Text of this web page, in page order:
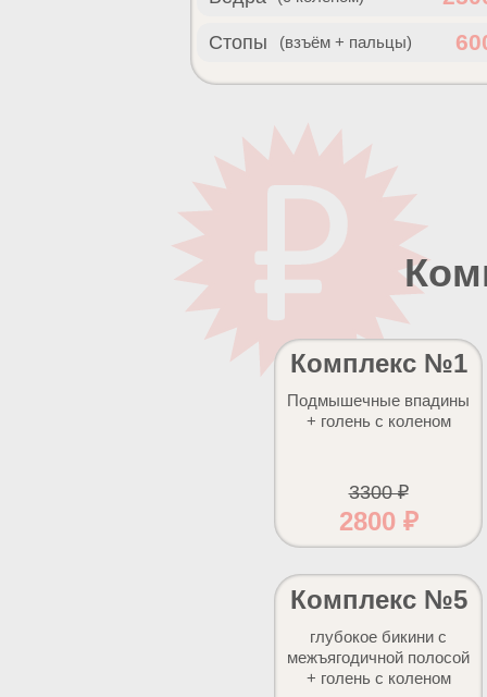
(взъём + пальцы)
Стопы
глубокое бикини с
межъягодичной полосой
+ голень с коленом
Комплекс №5
2800 ₽
3300 ₽
Подмышечные впадины
+ голень с коленом
Комплекс №1